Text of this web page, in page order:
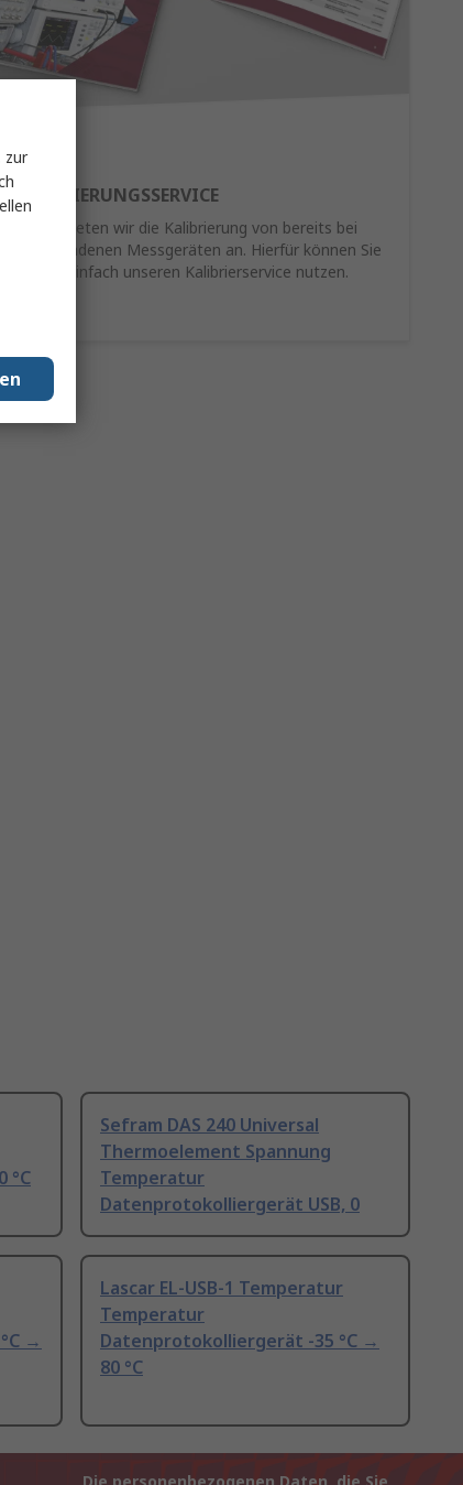
KALIBRIERUNGSSERVICE
Service bieten wir die Kalibrierung von bereits bei
vorhandenen Messgeräten an. Hierfür können Sie
und einfach unseren Kalibrierservice nutzen.
°C
Sefram DAS 240 Universal
Thermoelement Spannung
Temperatur
Datenprotokolliergerät USB, 0
→
Lascar EL-USB-1 Temperatur
Temperatur
Datenprotokolliergerät -35 °C →
80 °C
zur